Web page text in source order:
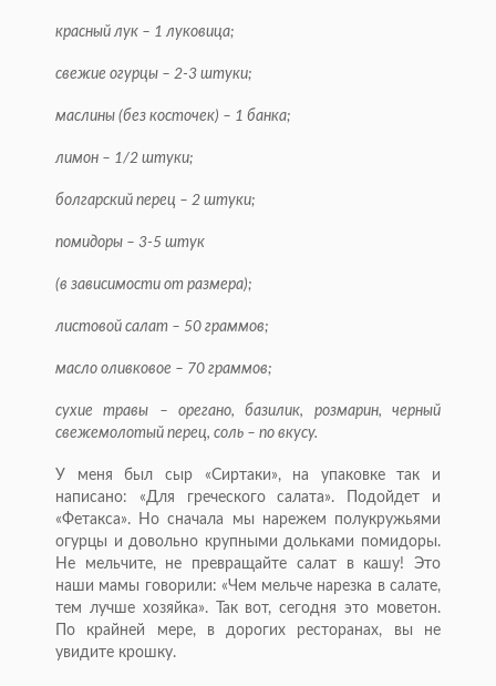
красный лук – 1 луковица;
свежие огурцы – 2-3 штуки;
маслины (без косточек) – 1 банка;
лимон – 1/2 штуки;
болгарский перец – 2 штуки;
помидоры – 3-5 штук
(в зависимости от раз­ме­ра);
листовой салат – 50 граммов;
масло оливковое – 70 граммов;
сухие травы – орегано, базилик, розмарин, черный
свежемолотый перец, соль – по вкусу.
У меня был сыр «Сиртаки», на упаковке так и
написано: «Для греческого салата». Подойдет и
«Фетакса». Но сначала мы нарежем полукружьями
огурцы и довольно крупными дольками помидоры.
Не мельчите, не превращайте салат в кашу! Это
наши мамы говорили: «Чем мельче нарезка в салате,
тем лучше хозяйка». Так вот, сегодня это моветон.
По крайней мере, в дорогих ресторанах, вы не
увидите крошку.